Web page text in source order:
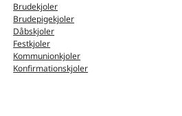
Brudekjoler
Brudepigekjoler
Dåbskjoler
Festkjoler
Kommunionkjoler
Konfirmationskjoler